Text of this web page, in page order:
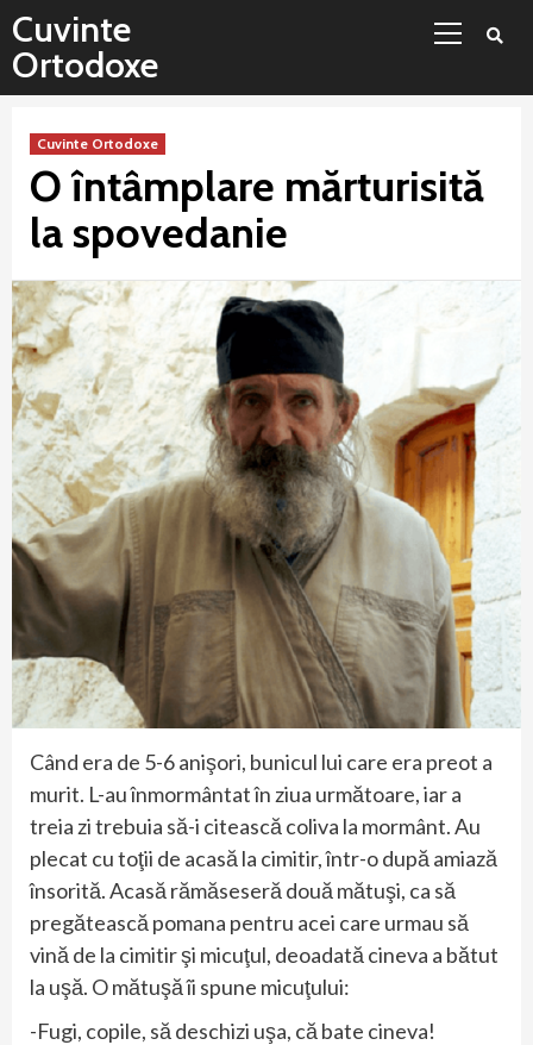
Sari
conținut
Cuvinte
Ortodoxe
Cuvinte Ortodoxe
O întâmplare mărturisită
la spovedanie
Când era de 5-6 anişori, bunicul lui care era preot a
murit. L-au înmormântat în ziua următoare, iar a
treia zi trebuia să-i citească coliva la mormânt. Au
plecat cu toţii de acasă la cimitir, într-o după amiază
însorită. Acasă rămăseseră două mătuşi, ca să
pregătească pomana pentru acei care urmau să
vină de la cimitir şi micuţul, deoadată cineva a bătut
la uşă. O mătuşă îi spune micuţului:
-Fugi, copile, să deschizi uşa, că bate cineva!